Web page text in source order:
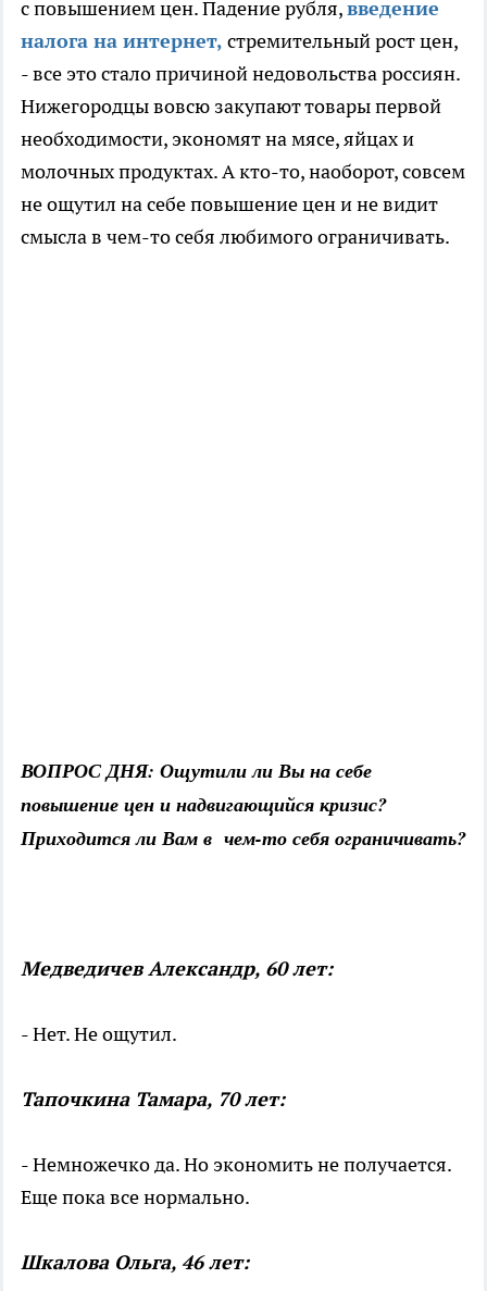
с повышением цен. Падение рубля,введение
налога на интернет, стремительный рост цен,
- все это стало причиной недовольства россиян.
Нижегородцы вовсю закупают товары первой
необходимости, экономят на мясе, яйцах и
молочных продуктах. А кто-то, наоборот, совсем
не ощутил на себе повышение цен и не видит
смысла в чем-то себя любимого ограничивать.
ВОПРОС ДНЯ: Ощутили ли Вы на себе
повышение цен и надвигающийся кризис?
Приходится ли Вам в чем-то себя ограничивать?
Медведичев Александр, 60 лет:
- Нет. Не ощутил.
Тапочкина Тамара, 70 лет:
- Немножечко да. Но экономить не получается.
Еще пока все нормально.
Шкалова Ольга, 46 лет: